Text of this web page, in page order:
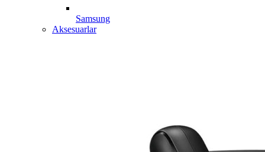
Samsung
Aksesuarlar